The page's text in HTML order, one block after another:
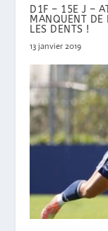
D1F – 15E J –
MANQUENT DE
LES DENTS !
13 janvier 2019